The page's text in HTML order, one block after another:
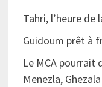
Tahri, l’heure de
Guidoum prêt à
Le MCA pourrait
Menezla,